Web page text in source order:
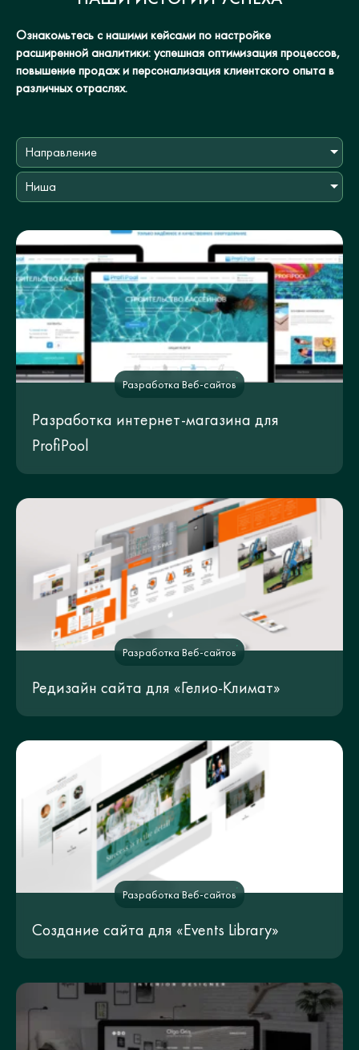
Ознакомьтесь с нашими кейсами по настройке
расширенной аналитики: успешная оптимизация процессов,
повышение продаж и персонализация клиентского опыта в
различных отраслях.
Направление
Ниша
Разработка Веб-сайтов
Разработка интернет-магазина для
ProfiPool
Разработка Веб-сайтов
Редизайн сайта для «Гелио-Климат»
Разработка Веб-сайтов
Создание сайта для «Events Library»